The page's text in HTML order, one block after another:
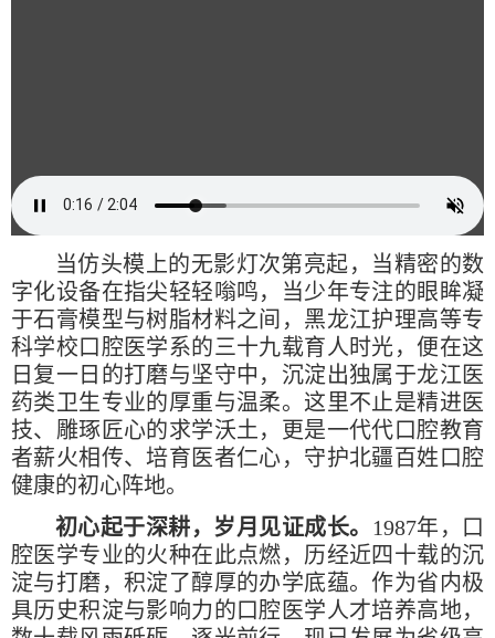
当仿头模上的无影灯次第亮起，当精密的数
字化设备在指尖轻轻嗡鸣，当少年专注的眼眸凝
于石膏模型与树脂材料之间，黑龙江护理高等专
科学校口腔医学系的三十九载育人时光，便在这
日复一日的打磨与坚守中，沉淀出独属于龙江医
药类卫生专业的厚重与温柔。这里不止是精进医
技、雕琢匠心的求学沃土，更是一代代口腔教育
者薪火相传、培育医者仁心，守护北疆百姓口腔
健康的初心阵地。
初心起于深耕，岁月见证成长。 1987年，口
腔医学专业的火种在此点燃，历经近四十载的沉
淀与打磨，积淀了醇厚的办学底蕴。作为省内极
具历史积淀与影响力的口腔医学人才培养高地，